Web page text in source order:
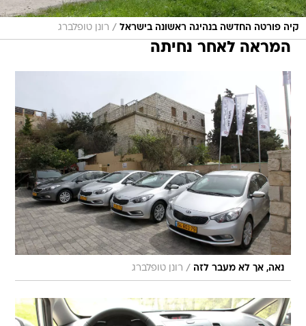
קיה פורטה החדשה בנהיגה ראשונה בישראל / רונן טופלברג
המראה לאחר נחיתה
נאה, אך לא מעבר לזה / רונן טופלברג